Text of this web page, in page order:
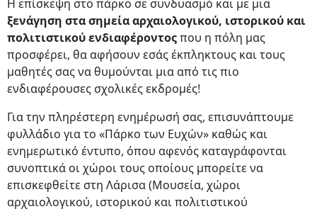
Η επίσκεψη στο πάρκο σε συνδυασμό και με μια
ξενάγηση στα σημεία αρχαιολογικού, ιστορικού και
πολιτιστικού ενδιαφέροντοςπου η πόλη μας
προσφέρει, θα αφήσουν εσάς έκπληκτους και τους
μαθητές σας να θυμούνται μια από τις πιο
ενδιαφέρουσες σχολικές εκδρομές!
Για την πληρέστερη ενημέρωσή σας, επισυνάπτουμε
φυλλάδιο για το «Πάρκο των Ευχών» καθώς και
ενημερωτικό έντυπο, όπου αφενός καταγράφονται
συνοπτικά οι χώροι τους οποίους μπορείτε να
επισκεφθείτε στη Λάρισα (Μουσεία, χώροι
αρχαιολογικού, ιστορικού και πολιτιστικού